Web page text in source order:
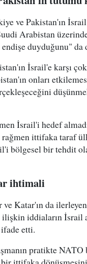
ve Pakistan'ın İsrail
Arabistan
duyduğunu" da
İsrail'e karşı
onları
İsrail'i hedef
rağmen ittifaka taraf
bölgesel bir tehdit
ihtimali
ve Katar'ın da
iddiaların İsrail
etti.
pratikte NATO